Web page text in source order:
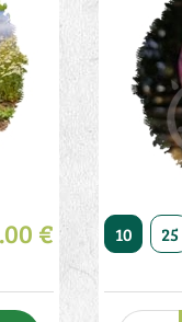
20 50
€ 10 25